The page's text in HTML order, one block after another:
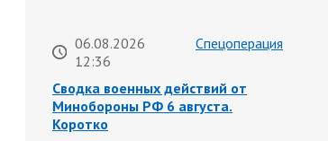
06.08.2026
12:36
Спецоперация
Сводка военных действий от
Минобороны РФ 6 августа.
Коротко